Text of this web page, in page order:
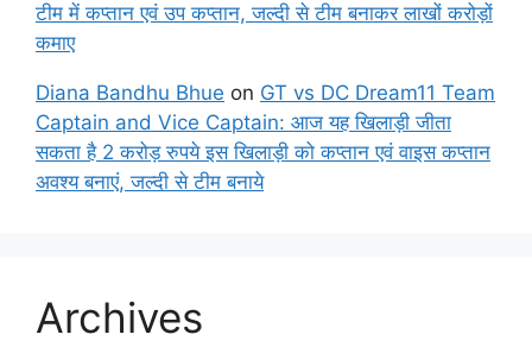
टीम में कप्तान एवं उप कप्तान, जल्दी से टीम बनाकर लाखों करोड़ों
कमाए
Diana Bandhu Bhue on GT vs DC Dream11 Team
Captain and Vice Captain: आज यह खिलाड़ी जीता
सकता है 2 करोड़ रुपये इस खिलाड़ी को कप्तान एवं वाइस कप्तान
अवश्य बनाएं, जल्दी से टीम बनाये
Archives